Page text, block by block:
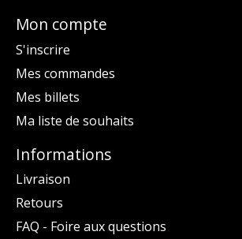
Mon compte
S'inscrire
Mes commandes
Mes billets
Ma liste de souhaits
Informations
Livraison
Retours
FAQ - Foire aux questions